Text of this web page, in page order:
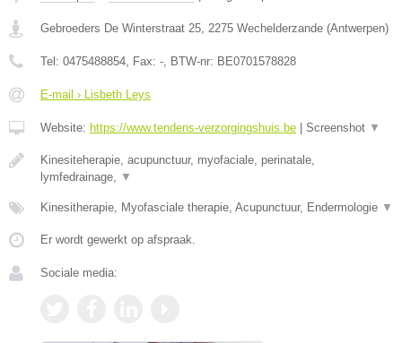
Gebroeders De Winterstraat 25, 2275 Wechelderzande (Antwerpen)
Tel: 0475488854, Fax: -, BTW-nr: BE0701578828
E-mail › Lisbeth Leys
Website: https://www.tendens-verzorgingshuis.be Screenshot ▼
Kinesiteherapie, acupunctuur, myofaciale, perinatale,
lymfedrainage, ▼
Kinesitherapie, Myofasciale therapie, Acupunctuur, Endermologie ▼
Er wordt gewerkt op afspraak.
Sociale media: